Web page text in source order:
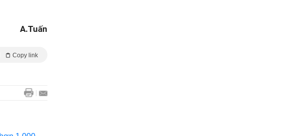
A.Tuấn
Copy link